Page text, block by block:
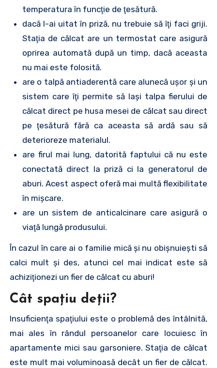
temperatura în funcţie de ţesătură.
dacă l-ai uitat în priză, nu trebuie să îţi faci griji.
Staţia de călcat are un termostat care asigură
oprirea automată după un timp, dacă aceasta
nu mai este folosită.
are o talpă antiaderentă care alunecă uşor şi un
sistem care îţi permite să laşi talpa fierului de
călcat direct pe husa mesei de călcat sau direct
pe ţesătură fără ca aceasta să ardă sau să
deterioreze materialul.
are firul mai lung, datorită faptului că nu este
conectată direct la priză ci la generatorul de
aburi. Acest aspect oferă mai multă flexibilitate
în mişcare.
are un sistem de anticalcinare care asigură o
viaţă lungă produsului.
În cazul în care ai o familie mică şi nu obişnuieşti să
calci mult şi des, atunci cel mai indicat este să
achiziţionezi un fier de călcat cu aburi!
Cât spaţiu deţii?
Insuficienţa spaţiului este o problemă des întâlnită,
mai ales în rândul persoanelor care locuiesc în
apartamente mici sau garsoniere. Staţia de călcat
este mult mai voluminoasă decât un fier de călcat.